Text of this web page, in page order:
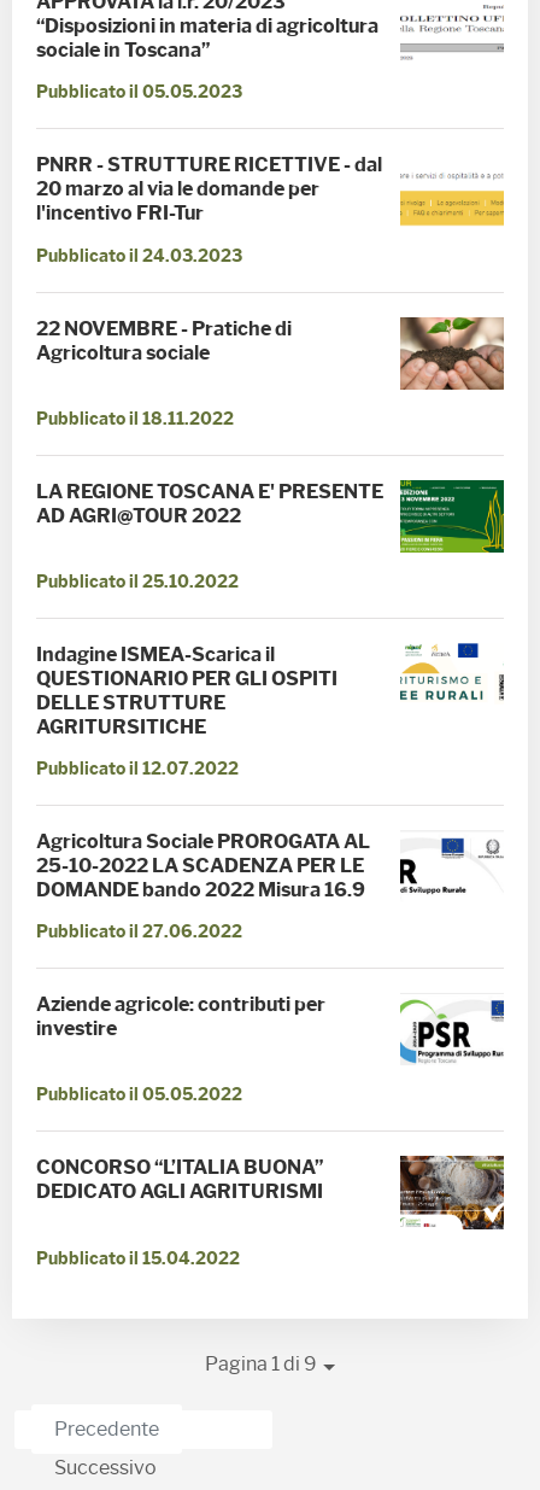
“Disposizioni in materia di agricoltura
sociale in Toscana”
Pubblicato il 05.05.2023
PNRR - STRUTTURE RICETTIVE - dal
20 marzo al via le domande per
l'incentivo FRI-Tur
Pubblicato il 24.03.2023
22 NOVEMBRE - Pratiche di
Agricoltura sociale
Pubblicato il 18.11.2022
LA REGIONE TOSCANA E' PRESENTE
AD AGRI@TOUR 2022
Pubblicato il 25.10.2022
Indagine ISMEA-Scarica il
QUESTIONARIO PER GLI OSPITI
DELLE STRUTTURE
AGRITURSITICHE
Pubblicato il 12.07.2022
Agricoltura Sociale PROROGATA AL
25-10-2022 LA SCADENZA PER LE
DOMANDE bando 2022 Misura 16.9
Pubblicato il 27.06.2022
Aziende agricole: contributi per
investire
Pubblicato il 05.05.2022
CONCORSO “L’ITALIA BUONA”
DEDICATO AGLI AGRITURISMI
Pubblicato il 15.04.2022
Pagina 1 di 9
Precedente
Successivo